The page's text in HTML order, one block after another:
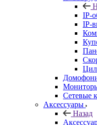
IP-
IP-
Сетевые
Аксессуары
Назад